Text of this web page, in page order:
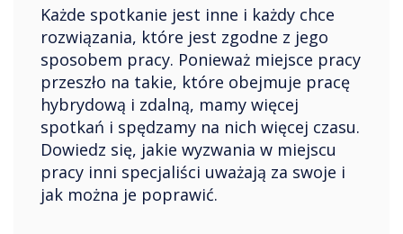
Każde spotkanie jest inne i każdy chce
rozwiązania, które jest zgodne z jego
sposobem pracy. Ponieważ miejsce pracy
przeszło na takie, które obejmuje pracę
hybrydową i zdalną, mamy więcej
spotkań i spędzamy na nich więcej czasu.
Dowiedz się, jakie wyzwania w miejscu
pracy inni specjaliści uważają za swoje i
jak można je poprawić.